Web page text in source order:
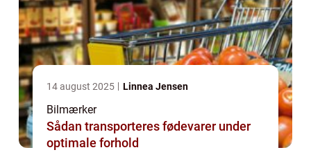
14 august 2025 Linnea Jensen
Bilmærker
Sådan transporteres fødevarer under
optimale forhold